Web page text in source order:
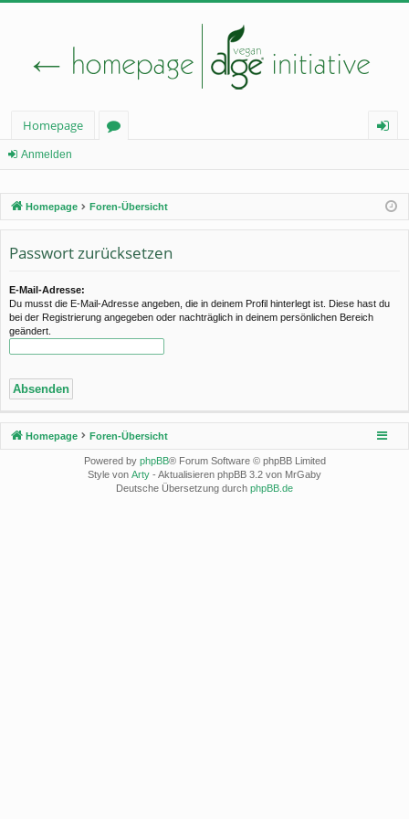
Homepage
el
Anmelden
Homepage Foren-Übersicht
Passwort zurücksetzen
E-Mail-Adresse:
Du musst die E-Mail-Adresse angeben, die in deinem Profil hinterlegt ist. Diese hast du
bei der Registrierung angegeben oder nachträglich in deinem persönlichen Bereich
geändert.
Homepage Foren-Übersicht
Powered by phpBB® Forum Software © phpBB Limited
Style von Arty - Aktualisieren phpBB 3.2 von MrGaby
Deutsche Übersetzung durch phpBB.de